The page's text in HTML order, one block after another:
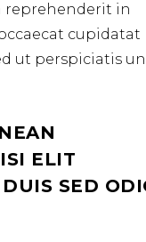
reprehenderit in
cupidatat
ut perspiciatis
ELIT
SED